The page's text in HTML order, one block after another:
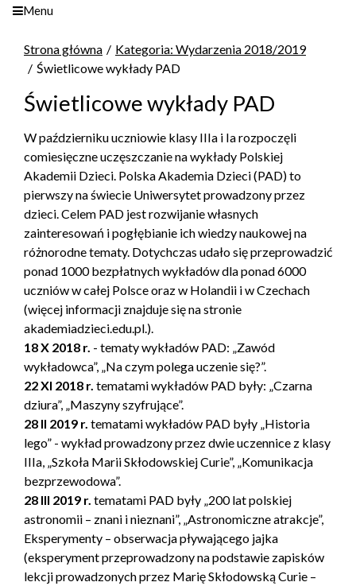
Menu
Strona główna
Kategoria: Wydarzenia 2018/2019
Świetlicowe wykłady PAD
Świetlicowe wykłady PAD
W październiku uczniowie klasy IIIa i Ia rozpoczęli
comiesięczne uczęszczanie na wykłady Polskiej
Akademii Dzieci. Polska Akademia Dzieci (PAD) to
pierwszy na świecie Uniwersytet prowadzony przez
dzieci. Celem PAD jest rozwijanie własnych
zainteresowań i pogłębianie ich wiedzy naukowej na
różnorodne tematy. Dotychczas udało się przeprowadzić
ponad 1000 bezpłatnych wykładów dla ponad 6000
uczniów w całej Polsce oraz w Holandii i w Czechach
(więcej informacji znajduje się na stronie
akademiadzieci.edu.pl.).
18 X 2018 r. - tematy wykładów PAD: „Zawód
wykładowca”, „Na czym polega uczenie się?”.
22 XI 2018 r. tematami wykładów PAD były: „Czarna
dziura”, „Maszyny szyfrujące”.
28 II 2019 r. tematami wykładów PAD były „Historia
lego” - wykład prowadzony przez dwie uczennice z klasy
IIIa, „Szkoła Marii Skłodowskiej Curie”, „Komunikacja
bezprzewodowa”.
28 III 2019 r. tematami PAD były „200 lat polskiej
astronomii – znani i nieznani”, „Astronomiczne atrakcje”,
Eksperymenty – obserwacja pływającego jajka
(eksperyment przeprowadzony na podstawie zapisków
lekcji prowadzonych przez Marię Skłodowską Curie –